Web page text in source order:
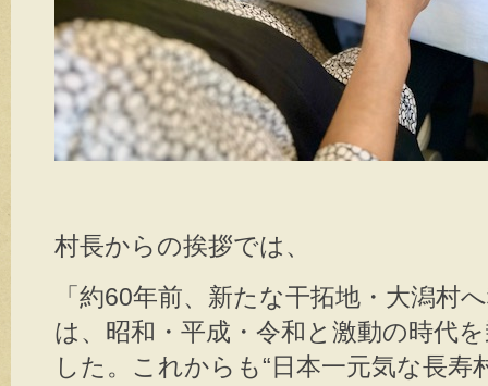
村長からの挨拶では、
「約60年前、新たな干拓地・大潟村
は、昭和・平成・令和と激動の時代
した。これからも“日本一元気な長寿